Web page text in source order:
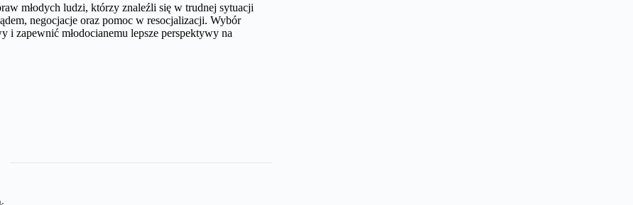
młodych ludzi, którzy znaleźli się w trudnej sytuacji
negocjacje oraz pomoc w resocjalizacji. Wybór
i zapewnić młodocianemu lepsze perspektywy na